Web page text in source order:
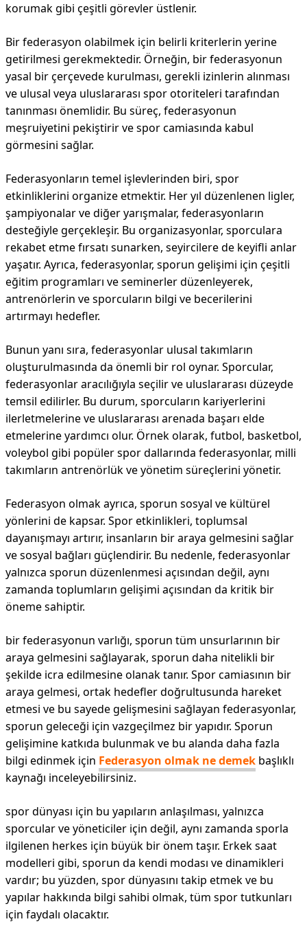
korumak gibi çeşitli görevler üstlenir.
Bir federasyon olabilmek için belirli kriterlerin yerine
getirilmesi gerekmektedir. Örneğin, bir federasyonun
yasal bir çerçevede kurulması, gerekli izinlerin alınması
ve ulusal veya uluslararası spor otoriteleri tarafından
tanınması önemlidir. Bu süreç, federasyonun
meşruiyetini pekiştirir ve spor camiasında kabul
görmesini sağlar.
Federasyonların temel işlevlerinden biri, spor
etkinliklerini organize etmektir. Her yıl düzenlenen ligler,
şampiyonalar ve diğer yarışmalar, federasyonların
desteğiyle gerçekleşir. Bu organizasyonlar, sporculara
rekabet etme fırsatı sunarken, seyircilere de keyifli anlar
yaşatır. Ayrıca, federasyonlar, sporun gelişimi için çeşitli
eğitim programları ve seminerler düzenleyerek,
antrenörlerin ve sporcuların bilgi ve becerilerini
artırmayı hedefler.
Bunun yanı sıra, federasyonlar ulusal takımların
oluşturulmasında da önemli bir rol oynar. Sporcular,
federasyonlar aracılığıyla seçilir ve uluslararası düzeyde
temsil edilirler. Bu durum, sporcuların kariyerlerini
ilerletmelerine ve uluslararası arenada başarı elde
etmelerine yardımcı olur. Örnek olarak, futbol, basketbol,
voleybol gibi popüler spor dallarında federasyonlar, milli
takımların antrenörlük ve yönetim süreçlerini yönetir.
Federasyon olmak ayrıca, sporun sosyal ve kültürel
yönlerini de kapsar. Spor etkinlikleri, toplumsal
dayanışmayı artırır, insanların bir araya gelmesini sağlar
ve sosyal bağları güçlendirir. Bu nedenle, federasyonlar
yalnızca sporun düzenlenmesi açısından değil, aynı
zamanda toplumların gelişimi açısından da kritik bir
öneme sahiptir.
bir federasyonun varlığı, sporun tüm unsurlarının bir
araya gelmesini sağlayarak, sporun daha nitelikli bir
şekilde icra edilmesine olanak tanır. Spor camiasının bir
araya gelmesi, ortak hedefler doğrultusunda hareket
etmesi ve bu sayede gelişmesini sağlayan federasyonlar,
sporun geleceği için vazgeçilmez bir yapıdır. Sporun
gelişimine katkıda bulunmak ve bu alanda daha fazla
bilgi edinmek için Federasyon olmak ne demek başlıklı
kaynağı inceleyebilirsiniz.
spor dünyası için bu yapıların anlaşılması, yalnızca
sporcular ve yöneticiler için değil, aynı zamanda sporla
ilgilenen herkes için büyük bir önem taşır. Erkek saat
modelleri gibi, sporun da kendi modası ve dinamikleri
vardır; bu yüzden, spor dünyasını takip etmek ve bu
yapılar hakkında bilgi sahibi olmak, tüm spor tutkunları
için faydalı olacaktır.